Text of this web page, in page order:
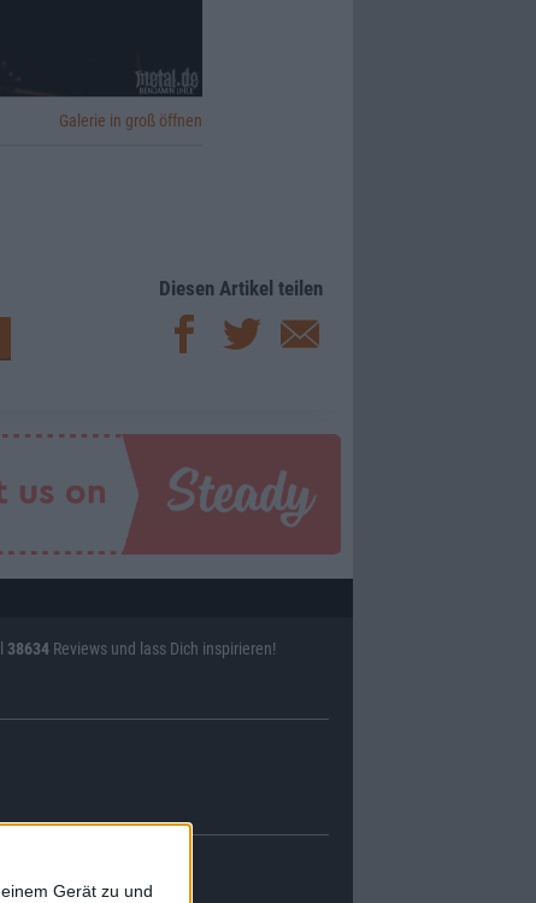
Gerät zu und
ausgekotzt hat, so
Longplayer zu
Records
Cleef
Galerie in groß öffnen
Diesen Artikel teilen
38634 Reviews und lass Dich inspirieren!